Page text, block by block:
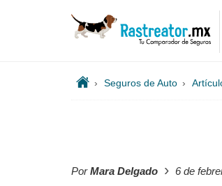
› Seguros de Auto ›
PorMara Delgado › 6 de